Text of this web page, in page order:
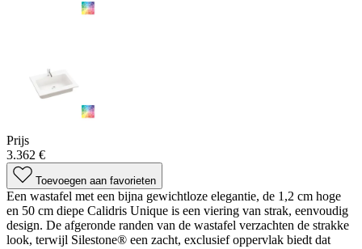
Prijs
3.362 €
Toevoegen aan favorieten
Een wastafel met een bijna gewichtloze elegantie, de 1,2 cm hoge
en 50 cm diepe Calidris Unique is een viering van strak, eenvoudig
design. De afgeronde randen van de wastafel verzachten de strakke
look, terwijl Silestone® een zacht, exclusief oppervlak biedt dat